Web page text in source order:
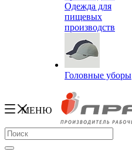
Одежда для
пищевых
производств
Головные уборы
МЕНЮ